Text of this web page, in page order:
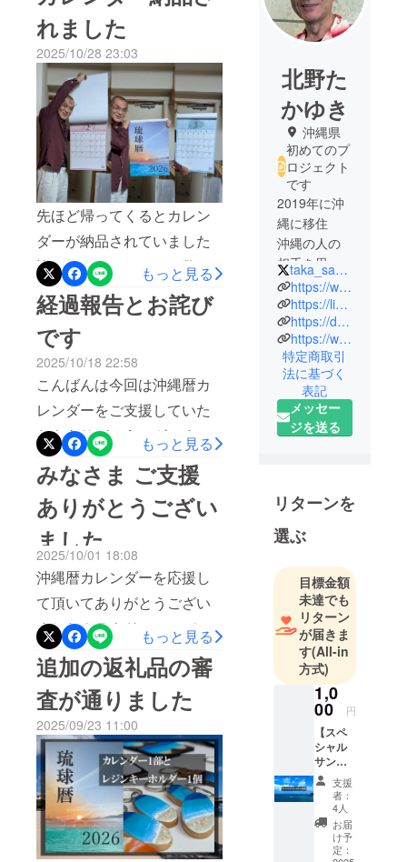
れました
2025/10/28 23:03
先ほど帰ってくるとカレン
ダーが納品されていました
皆さんのアドバイスの数々
を詰め込んだ逸品です全て
をお見せしたいんですがお
手元に届いてからじっくり
とご覧ください明日から発
送を開始いたしますので到
着までしばらくお待ちくだ
さい
もっと見る
経過報告とお詫び
です
2025/10/18 22:58
こんばんは今回は沖縄暦カ
レンダーをご支援していた
だきありがとうございまし
たお詫びのご報告となりま
すカレンダーの印刷会社か
ら納期が遅れると連絡があ
りました遅れる理由は私自
身の作成したデータにミス
があり修正したためですご
迷惑をおかけいたします今
月中には納品できるという
事ですが発送は11月になる
方もいらっしゃると思いま
すもし遅れるのがご不満で
あればお手数ですがご連絡
した頂きたいと思います誠
意をもって返金の対応をさ
せて頂きますのでご安心く
ださいお手元にカレンダー
もっと見る
みなさま ご支援
ありがとうござい
ました
2025/10/01 18:08
沖縄暦カレンダーを応援し
て頂いてありがとうござい
ましたクラウドファンディ
ングは目標金額には届かな
かったものの今回の挑戦で
人の温かさを感じることが
出来ました7月26日にカレン
ダーを作成すると宣言し2か
月間で多くの方と知り合い
応援やしていただきました
こと感謝いたします僕自身
が覚悟を決め熱意をもって
もっと見る
追加の返礼品の審
査が通りました
2025/09/23 11:00
北野た
かゆき
沖縄県
初めてのプ
ロジェクト
です
2019年に沖
縄に移住
沖縄の人の
相手を思い
やる気持ち
に感動して
沖縄の風習
や食文化な
どをブログ
で発信して
います
沖縄のため
になにか貢
回は全国の
の文化と魅
力をお届け
したいとい
う想いで、
沖縄暦カレ
ンダーのプ
ロジェクト
を立ち上げ
ました
taka_sand169
https://www.instagram.com/takayukik86/
https://lin.ee/VhAxevt
https://dejioki.net/
https://www.facebook.com/takayuki.kitano.357
特定商取引
法に基づく
表記
メッセー
ジを送る
リターンを
選ぶ
目標金額
未達でも
リターン
が届きま
す(All-in
方式)
1,0
00 円
【スペ
シャル
サンク
ス記載
権】 ご
注意：
こちら
は支援
金のみ
支援
者：
4人
お届
け予
定：